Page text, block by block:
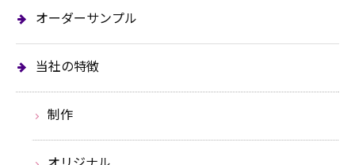
オーダーサンプル
当社の特徴
制作